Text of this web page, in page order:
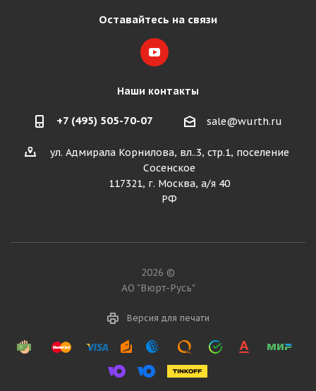
Оставайтесь на связи
Наши контакты
+7 (495) 505-70-07 sale@wurth.ru
ул. Адмирала Корнилова, вл..3, стр.1, поселение
Сосенское
117321, г. Москва, а/я 40
РФ
2026 ©
АО "Вюрт-Русь"
Версия для печати